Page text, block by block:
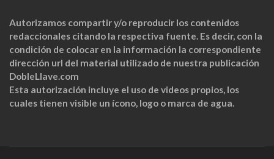
Autorizamos compartir y/o reproducir los contenidos
redaccionales citando la respectiva fuente. Es decir, con la
condición de colocar en la información la correspondiente
dirección url del material utilizado de nuestra publicación
DobleLlave.com
Esta autorización incluye el uso de videos propios, los
cuales tienen visible un ícono, logo o marca de agua.